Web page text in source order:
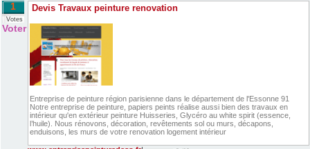
1
Votes
Voter
Devis Travaux peinture renovation
Entreprise de peinture région parisienne dans le département de l'Essonne 91
Notre entreprise de peinture, papiers peints réalise aussi bien des travaux en
intérieur qu'en extérieur peinture Huisseries, Glycéro au white spirit (essence,
l’huile). Nous rénovons, décoration, revêtements sol ou murs, décapons,
enduisons, les murs de votre renovation logement intérieur